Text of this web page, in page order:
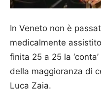
In Veneto non è
medicalmente
finita 25 a 25 la
della maggioranza di
Luca Zaia.